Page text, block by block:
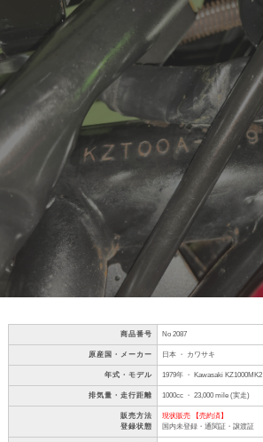
商品番号 No 2087
原産国・メーカー 日本 ・ カワサキ
年式・モデル 1979年 ・ Kawasaki KZ1000MK2
排気量・走行距離 1000cc ・ 23,000 mile (実走)
販売方法
登録状態
現状販売 【売約済】
国内未登録・通関証・譲渡証